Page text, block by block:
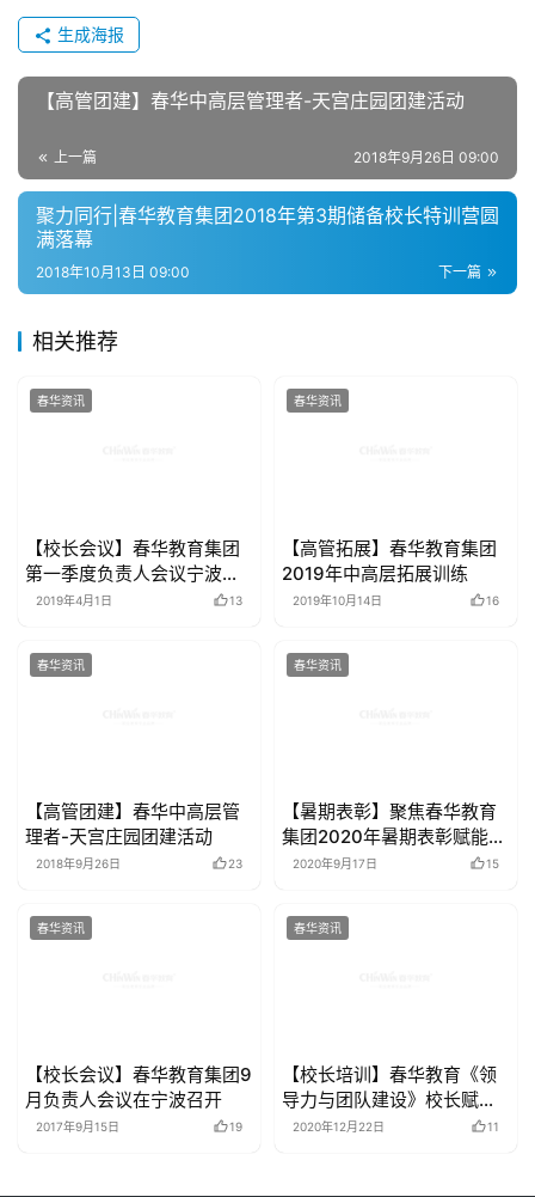
生成海报
【高管团建】春华中高层管理者-天宫庄园团建活动
上一篇 2018年9月26日 09:00
聚力同行|春华教育集团2018年第3期储备校长特训营圆
满落幕
下一篇
2018年10月13日 09:00
相关推荐
春华资讯
【校长会议】春华教育集团
第一季度负责人会议宁波召
开2019年4月1日 13
春华资讯
【高管拓展】春华教育集团
2019年中高层拓展训练
2019年10月14日 16
春华资讯
【高管团建】春华中高层管
理者-天宫庄园团建活动
2018年9月26日 23
春华资讯
【暑期表彰】聚焦春华教育
集团2020年暑期表彰赋能大
会
2020年9月17日 15
春华资讯
【校长会议】春华教育集团9
月负责人会议在宁波召开
2017年9月15日 19
春华资讯
【校长培训】春华教育《领
导力与团队建设》校长赋能
培训
2020年12月22日 11